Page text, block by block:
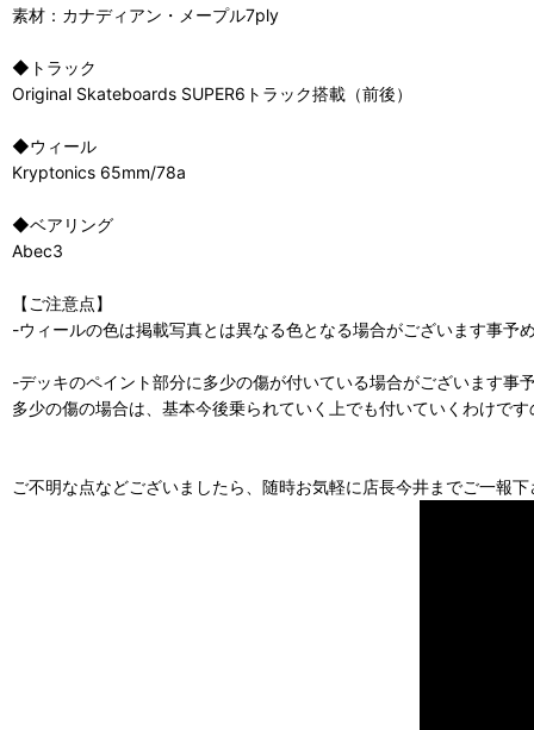
素材：カナディアン・メープル7ply
◆トラック
Original Skateboards SUPER6トラック搭載（前後）
◆ウィール
Kryptonics 65mm/78a
◆ベアリング
Abec3
【ご注意点】
-ウィールの色は掲載写真とは異なる色となる場合がございます事予
-デッキのペイント部分に多少の傷が付いている場合がございます
多少の傷の場合は、基本今後乗られていく上でも付いていくわけで
ご不明な点などございましたら、随時お気軽に店長今井までご一報下